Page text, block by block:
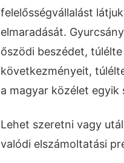
felelősségvállalást
elmaradását.
őszödi beszédet,
következményeit,
a magyar közélet egyik
Lehet szeretni vagy
valódi elszámoltatási